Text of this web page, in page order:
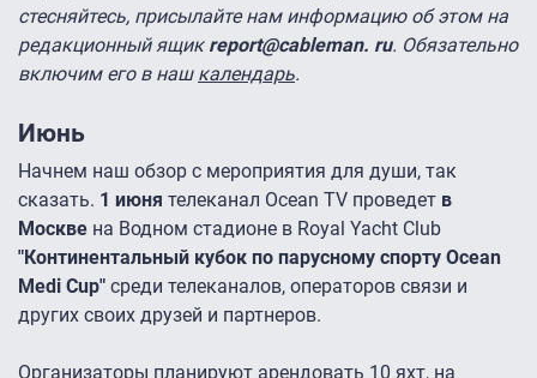
стесняйтесь, присылайте нам информацию об этом на
редакционный ящик report@cableman. ru. Обязательно
включим его в наш календарь.
Июнь
Начнем наш обзор с мероприятия для души, так
сказать. 1 июня телеканал Ocean TV проведет в
Москве на Водном стадионе в Royal Yacht Club
"Континентальный кубок по парусному спорту Ocean
Medi Cup" среди телеканалов, операторов связи и
других своих друзей и партнеров.
Организаторы планируют арендовать 10 яхт, на